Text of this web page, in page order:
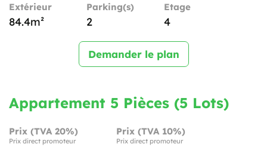
Extérieur
84.4m²
Parking(s)
2
Etage
4
Demander le plan
Appartement 5 Pièces (5 Lots)
Prix (TVA 20%)
Prix direct promoteur
Prix (TVA 10%)
Prix direct promoteur